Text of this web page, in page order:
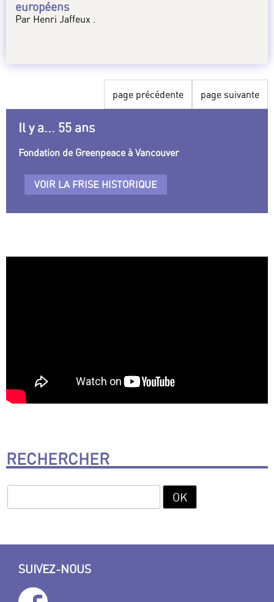
européens
Par Henri Jaffeux .
page précédente page suivante
Il y a... 55 ans
Fondation de Greenpeace à Vancouver
VOIR LA FRISE HISTORIQUE
RECHERCHER
SUIVEZ-NOUS